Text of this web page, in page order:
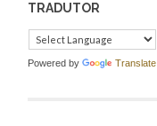
TRADUTOR
Powered by Translate